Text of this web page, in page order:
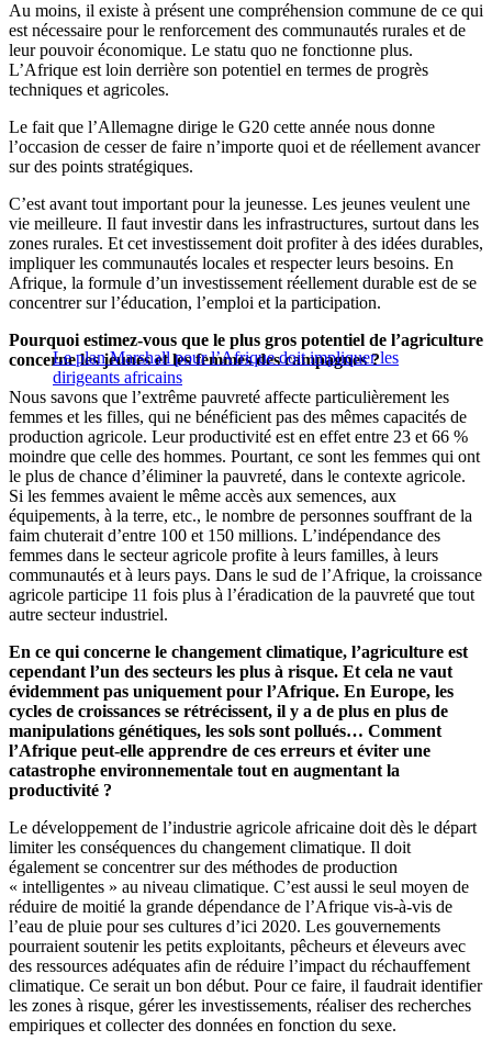
Au moins, il existe à présent une compréhension commune de ce qui
est nécessaire pour le renforcement des communautés rurales et de
leur pouvoir économique. Le statu quo ne fonctionne plus.
L’Afrique est loin derrière son potentiel en termes de progrès
techniques et agricoles.
Le fait que l’Allemagne dirige le G20 cette année nous donne
l’occasion de cesser de faire n’importe quoi et de réellement avancer
sur des points stratégiques.
C’est avant tout important pour la jeunesse. Les jeunes veulent une
vie meilleure. Il faut investir dans les infrastructures, surtout dans les
zones rurales. Et cet investissement doit profiter à des idées durables,
impliquer les communautés locales et respecter leurs besoins. En
Afrique, la formule d’un investissement réellement durable est de se
concentrer sur l’éducation, l’emploi et la participation.
Le plan Marshall pour l’Afrique doit impliquer les
dirigeants africains
Pourquoi estimez-vous que le plus gros potentiel de l’agriculture
concerne les jeunes et les femmes des campagnes ?
Nous savons que l’extrême pauvreté affecte particulièrement les
femmes et les filles, qui ne bénéficient pas des mêmes capacités de
production agricole. Leur productivité est en effet entre 23 et 66 %
moindre que celle des hommes. Pourtant, ce sont les femmes qui ont
le plus de chance d’éliminer la pauvreté, dans le contexte agricole.
Si les femmes avaient le même accès aux semences, aux
équipements, à la terre, etc., le nombre de personnes souffrant de la
faim chuterait d’entre 100 et 150 millions. L’indépendance des
femmes dans le secteur agricole profite à leurs familles, à leurs
communautés et à leurs pays. Dans le sud de l’Afrique, la croissance
agricole participe 11 fois plus à l’éradication de la pauvreté que tout
autre secteur industriel.
En ce qui concerne le changement climatique, l’agriculture est
cependant l’un des secteurs les plus à risque. Et cela ne vaut
évidemment pas uniquement pour l’Afrique. En Europe, les
cycles de croissances se rétrécissent, il y a de plus en plus de
manipulations génétiques, les sols sont pollués… Comment
l’Afrique peut-elle apprendre de ces erreurs et éviter une
catastrophe environnementale tout en augmentant la
productivité ?
Le développement de l’industrie agricole africaine doit dès le départ
limiter les conséquences du changement climatique. Il doit
également se concentrer sur des méthodes de production
« intelligentes » au niveau climatique. C’est aussi le seul moyen de
réduire de moitié la grande dépendance de l’Afrique vis-à-vis de
l’eau de pluie pour ses cultures d’ici 2020. Les gouvernements
pourraient soutenir les petits exploitants, pêcheurs et éleveurs avec
des ressources adéquates afin de réduire l’impact du réchauffement
climatique. Ce serait un bon début. Pour ce faire, il faudrait identifier
les zones à risque, gérer les investissements, réaliser des recherches
empiriques et collecter des données en fonction du sexe.